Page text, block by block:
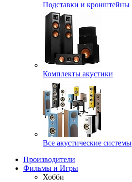
Подставки и кронштейны
Комплекты акустики
Все акустические системы
Производители
Фильмы и Игры
Хобби